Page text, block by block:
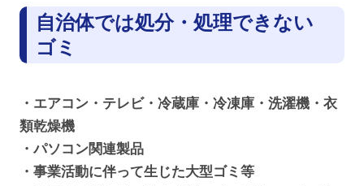
自治体では処分・処理できない
ゴミ
・エアコン・テレビ・冷蔵庫・冷凍庫・洗濯機・衣
類乾燥機
・パソコン関連製品
・事業活動に伴って生じた大型ゴミ等